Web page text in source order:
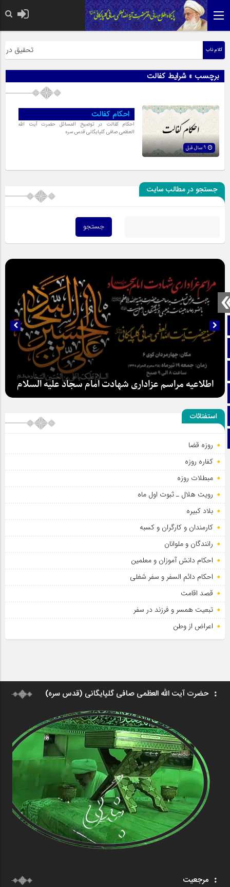
صفحه نخست
آپارات
اینستاگرام
کلام ناب تحقیق در
برچسب » شرایط کفالت
احكام كفالت
احكام كفالت در توضیح المسائل حضرت آیت الله
العظمی صافی گلپایگانی قدس سره
جستجو در مطالب سایت
اطلاعیه مراسم عزاداری شهادت امام سجاد علیه السلام
استفتائات
روزه قضا
کفاره روزه
مبطلات روزه
رویت هلال ـ ثبوت اول ماه
بلاد کبیره
کارمندان و کارگران و کسبه
رانندگان و ملوانان
احکام دانش آموزان و معلمین
احکام دائم السفر و سفر شغلی
قصد اقامت
تبعیت همسر و فرزند در سفر
اعراض از وطن
حضرت آیت الله العظمی صافی گلپایگانی (قدس سره)
مرجعیت